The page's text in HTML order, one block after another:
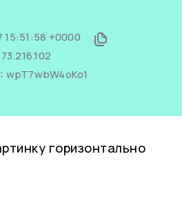
+0000
wpT7wbW4oKo1
горизонтально